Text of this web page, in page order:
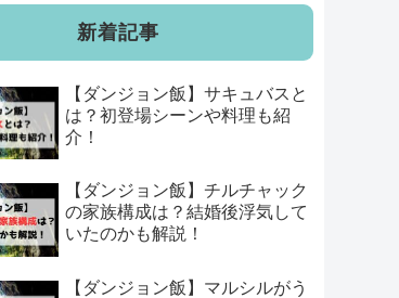
新着記事
【ダンジョン飯】サキュバスと
は？初登場シーンや料理も紹
介！
【ダンジョン飯】チルチャック
の家族構成は？結婚後浮気して
いたのかも解説！
【ダンジョン飯】マルシルがう